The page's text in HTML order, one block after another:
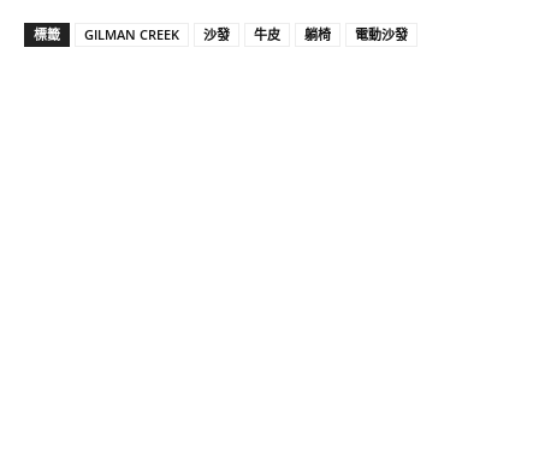
標籤 GILMAN CREEK 沙發 牛皮 躺椅 電動沙發